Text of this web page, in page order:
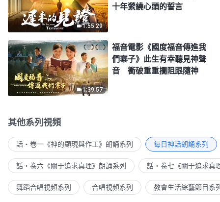
1:55:29
十年縈繞心頭的誓言
1:39:57
福音電影《國度福音傳進我
們寨子》此生有幸聽見神聲
音 衝破重重攔阻跟隨神
其他系列視頻
話・卷一《神的顯現與作工》朗誦系列 每日神話朗誦系列
話・卷六《關于追求真理》朗誦系列 話・卷七《關于追求真
舞蹈合唱視頻系列 合唱視頻系列 教會生活綜藝節目系